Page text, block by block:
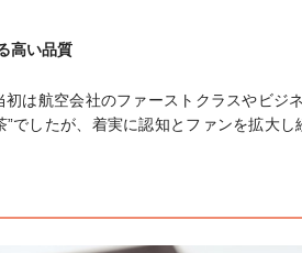
高い品質
は航空会社のファーストクラスやビジ
でしたが、着実に認知とファンを拡大し